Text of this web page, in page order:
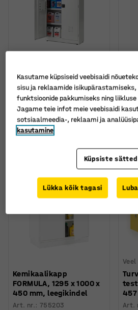
1900 x 1000 x 400 mm,
hall
Art. nr.:26640
670 €
Art.
Kemikaalikapp
FORMULA, 1295 x 1000 x
450 mm, leegikindel
Art. nr.:755203 Art.
Kasutame küpsiseid veebisaidi
sisu ja reklaamide
funktsioonide pakkumiseks ning
Jagame teie infot meie veebisaidi
sotsiaalmeedia-, reklaami ja
kasutamine
Küpsiste sätted
Lükka kõik tagasi